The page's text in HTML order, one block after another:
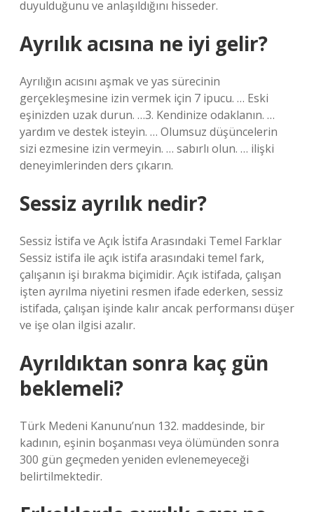
duyulduğunu ve anlaşıldığını hisseder.
Ayrılık acısına ne iyi gelir?
Ayrılığın acısını aşmak ve yas sürecinin
gerçekleşmesine izin vermek için 7 ipucu. … Eski
eşinizden uzak durun. …3. Kendinize odaklanın. …
yardım ve destek isteyin. … Olumsuz düşüncelerin
sizi ezmesine izin vermeyin. … sabırlı olun. … ilişki
deneyimlerinden ders çıkarın.
Sessiz ayrılık nedir?
Sessiz İstifa ve Açık İstifa Arasındaki Temel Farklar
Sessiz istifa ile açık istifa arasındaki temel fark,
çalışanın işi bırakma biçimidir. Açık istifada, çalışan
işten ayrılma niyetini resmen ifade ederken, sessiz
istifada, çalışan işinde kalır ancak performansı düşer
ve işe olan ilgisi azalır.
Ayrıldıktan sonra kaç gün
beklemeli?
Türk Medeni Kanunu’nun 132. maddesinde, bir
kadının, eşinin boşanması veya ölümünden sonra
300 gün geçmeden yeniden evlenemeyeceği
belirtilmektedir.